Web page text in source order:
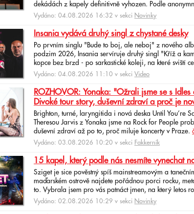
dekádách z kapely definitivně vyhozen. Podle
Vydáno: 04.08.2026 16:32 v sekci Novinky
Insania vydává druhý singl z chystané desky
Po prvním singlu "Bude to boj, ale neboj" z nového
podzim 2026, Insania servíruje druhý singl "Kříž a
kopce bez brzd - po sarkastické koleji, na které sviští
Vydáno: 04.08.2026 11:10 v sekci Video
ROZHOVOR: Yonaka: "Ožrali jsme se s
Divoké tour story, duševní zdraví a proč je
Brighton, turné, laryngitida i nová deska Until You’re
Theresou Jarvis z Yonaka jsme na Rock for People
duševní zdraví až po to, proč miluje koncerty v Praze.
Vydáno: 03.08.2026 10:20 v sekci Fakkerník
15 kapel, který podle nás nesmíte vynechat
Sziget je sice pověstný spíš mainstreamovým a
maďarském ostrově najdete pořádnou porci rocku,
to. Vybrala jsem pro vás patnáct jmen, na který letos
Vydáno: 02.08.2026 10:29 v sekci Novinky